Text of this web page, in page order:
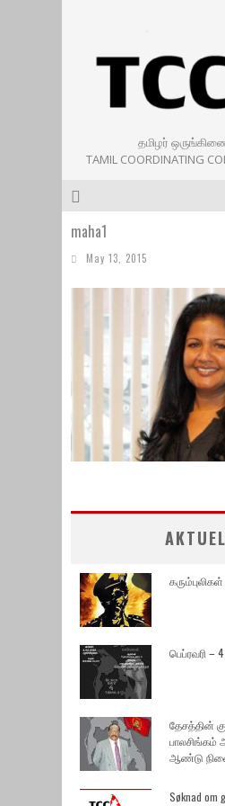
தமிழர்
TAMIL COORDINATING
maha1
May 13, 2015
பெப்ரவரி –
தேசத்தின்
பாலசிங்கம்
ஆண்டு
Søknad om